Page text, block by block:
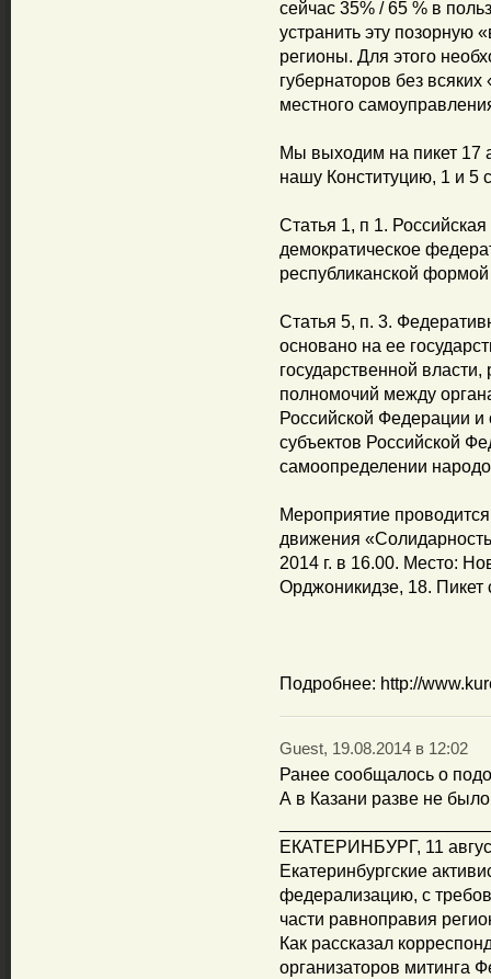
сейчас 35% / 65 % в
устранить эту позорную
регионы. Для этого
губернаторов без
местного
Мы выходим на пикет 17
нашу Конституцию, 1 и 5
Статья 1, п 1.
демократическое
республиканской
Статья 5, п. 3.
основано на ее
государственной
полномочий между
Российской Федерации и
субъектов Российской
самоопределении
Мероприятие
движения
2014 г. в 16.00. Место:
Орджоникидзе, 18. Пикет
Подробнее: http://
Guest, 19.08.2014 в 12:02
Ранее сообщалось о
А в Казани разве не
ЕКАТЕРИНБУРГ, 11
Екатеринбургские
федерализацию, с
части равноправия
Как рассказал
организаторов митинга